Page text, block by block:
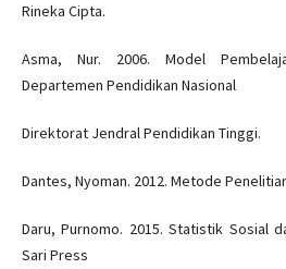
Rineka Cipta.
Asma, Nur. 2006. Model
Departemen Pendidikan Nasional
Direktorat Jendral Pendidikan Tinggi.
Dantes, Nyoman. 2012. Metode
Daru, Purnomo. 2015. Statistik Sosial
Sari Press